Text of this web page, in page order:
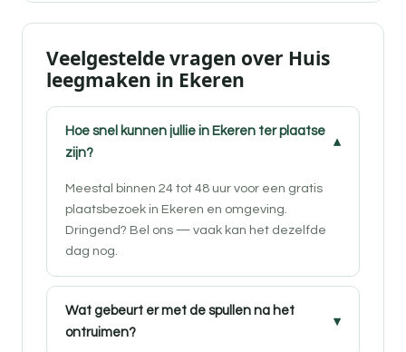
Veelgestelde vragen over Huis
leegmaken in Ekeren
Hoe snel kunnen jullie in Ekeren ter plaatse
zijn?
Meestal binnen 24 tot 48 uur voor een gratis
plaatsbezoek in Ekeren en omgeving.
Dringend? Bel ons — vaak kan het dezelfde
dag nog.
Wat gebeurt er met de spullen na het
ontruimen?